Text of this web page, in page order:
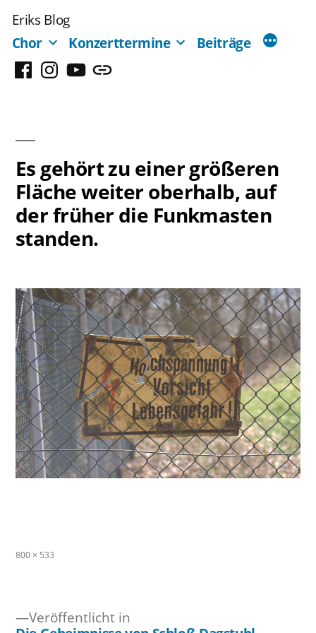
Inhalt
springen
Eriks Blog
Chor
Konzerttermine Beiträge
FacebookInstagram
YouTubeMastodon
Es gehört zu einer größeren
Fläche weiter oberhalb, auf
der früher die Funkmasten
standen.
Originalgröße
800 × 533
Veröffentlicht in